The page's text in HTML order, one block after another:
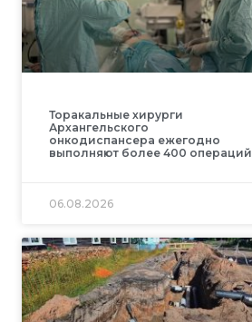
Торакальные хирурги
Архангельского
онкодиспансера ежегодно
выполняют более 400 операций
06.08.2026